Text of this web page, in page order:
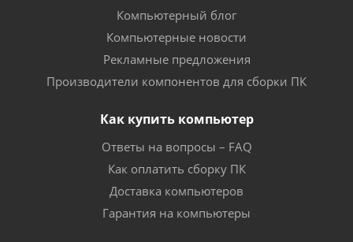
Компьютерный блог
Компьютерные новости
Рекламные предложения
Производители компонентов для сборки ПК
Как купить компьютер
Ответы на вопросы – FAQ
Как оплатить сборку ПК
Доставка компьютеров
Гарантия на компьютеры